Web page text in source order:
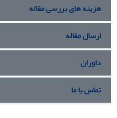
هزینه های بررسی مقاله
ارسال مقاله
داوران
تماس با ما